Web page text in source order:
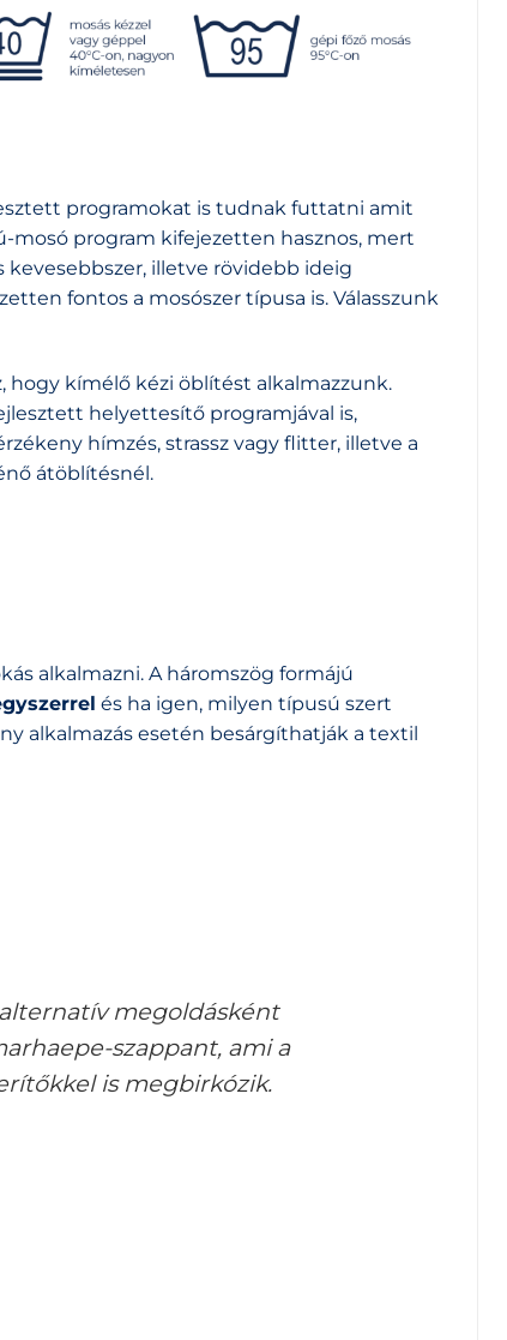
programokat is tudnak futtatni amit
mosó program kifejezetten hasznos, mert
illetve rövidebb ideig
fontos a mosószer típusa is. Válasszunk
hogy kímélő kézi öblítést alkalmazzunk.
helyettesítő programjával is,
hímzés, strassz vagy flitter, illetve a
átöblítésnél.
alkalmazni. A háromszög formájú
és ha igen, milyen típusú szert
alkalmazás esetén besárgíthatják a textil
megoldásként
szappant, ami a
is megbirkózik.